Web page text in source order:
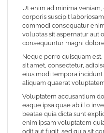
Ut enim ad minima
corporis suscipit
commodi consequatur
voluptas sit aspernatur aut
consequuntur magni
Neque porro quisquam
sit amet, consectetur,
eius modi tempora
aliquam quaerat
Voluptatem accusantium
eaque ipsa quae ab illo
beatae quia dicta sunt
enim ipsam voluptatem
odit aut fugit, sed quia sit